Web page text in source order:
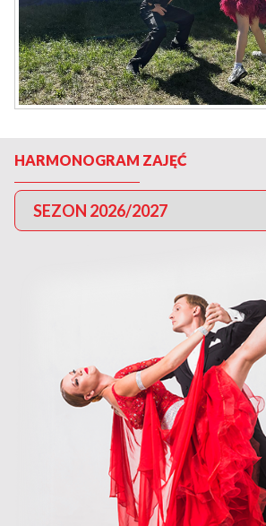
HARMONOGRAM ZAJĘĆ
SEZON 2026/2027